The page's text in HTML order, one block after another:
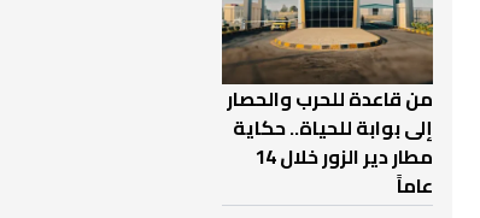
من قاعدة للحرب والحصار
إلى بوابة للحياة.. حكاية
مطار دير الزور خلال 14
عاماً